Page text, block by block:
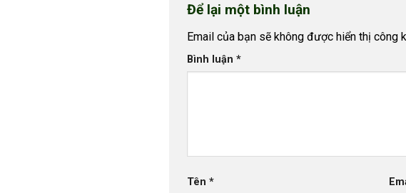
Để lại một bình luận
Email của bạn sẽ không được hiển thị công
Bình luận *
Tên *